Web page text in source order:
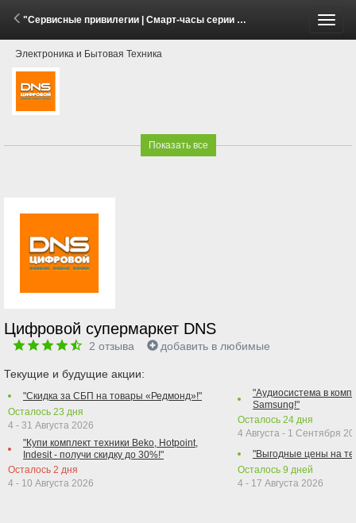
"Сервисные привилегии | Смарт-часы серии HUAWEI WATCH FIT 5" (28 Мая - 6 Июля 2026)
Электроника и Бытовая Техника
Показать все
Цифровой супермаркет DNS
2 отзыва добавить в любимые
Текущие и будущие акции:
"Скидка за СБП на товары «Редмонд»!"
Осталось 23 дня
4 - 31 Августа 2026
"Купи комплект техники Beko, Hotpoint,
Indesit - получи скидку до 30%!"
Осталось 2 дня
4 - 10 Августа 2026
"Аудиосистема в
Samsung!"
Осталось 24 дня
4 Августа - 1 Сентября
"Выгодные цены на
Осталось 9 дней
4 - 17 Августа 2026